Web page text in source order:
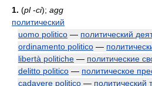
1. (pl-ci); agg
политический
uomo politico — политический
ordinamento politico —
libertà politiche — политические
delitto politico — политическое
cadavere politico — политический